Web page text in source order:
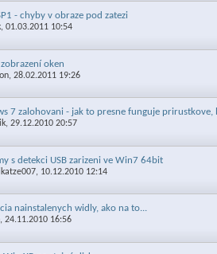
- chyby v obraze pod zatezi
, 01.03.2011 10:54
oken
, 28.02.2011 19:26
7 zalohovani - jak to presne funguje prirustkove,
, 29.12.2010 20:57
s detekci USB zarizeni ve Win7 64bit
, 10.12.2010 12:14
nainstalenych widly, ako na to...
, 24.11.2010 16:56